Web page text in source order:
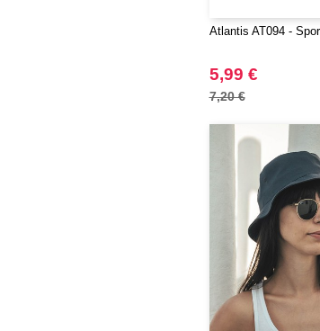
Atlantis AT094 -
5,99 €
7,20 €